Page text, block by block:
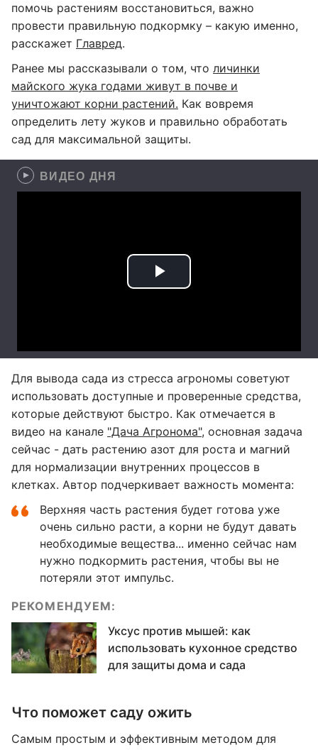
помочь растениям восстановиться, важно
провести правильную подкормку – какую именно,
расскажет Главред.
Ранее мы рассказывали о том, что личинки
майского жука годами живут в почве и
уничтожают корни растений. Как вовремя
определить лету жуков и правильно обработать
сад для максимальной защиты.
ВИДЕО ДНЯ
Для вывода сада из стресса агрономы советуют
использовать доступные и проверенные средства,
которые действуют быстро. Как отмечается в
видео на канале "Дача Агронома", основная задача
сейчас - дать растению азот для роста и магний
для нормализации внутренних процессов в
клетках. Автор подчеркивает важность момента:
Верхняя часть растения будет готова уже
очень сильно расти, а корни не будут давать
необходимые вещества... именно сейчас нам
нужно подкормить растения, чтобы вы не
потеряли этот импульс.
РЕКОМЕНДУЕМ:
Уксус против мышей: как
использовать кухонное средство
для защиты дома и сада
Что поможет саду ожить
Самым простым и эффективным методом для